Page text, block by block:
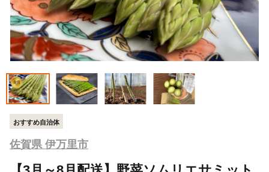
おすすめ自治体
佐賀県 伊万里市